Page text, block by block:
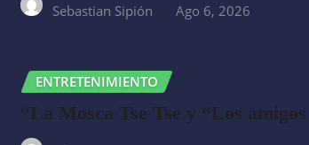
Sebastian Sipión Ago 6, 2026
ENTRETENIMIENTO
“La Mosca Tse Tse y “Los